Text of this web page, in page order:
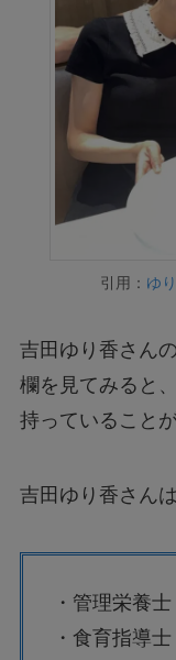
引用： ゆ
吉田ゆり香さん
欄を見てみると
持っていること
吉田ゆり香さん
・管理栄養士
・食育指導士